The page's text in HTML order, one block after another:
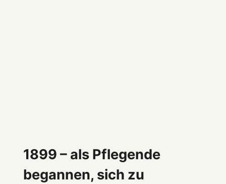
1899 – als Pflegende
begannen, sich zu